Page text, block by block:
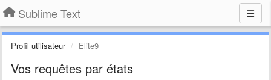
Sublime Text
Profil utilisateur Elite9
Vos requêtes par états